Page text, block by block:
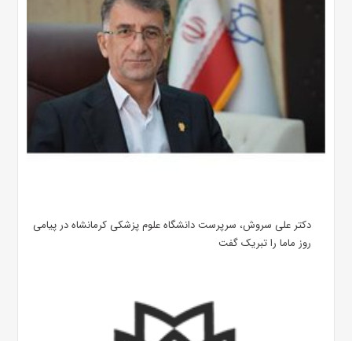
دکتر علی سروش، سرپرست دانشگاه علوم پزشکی کرمانشاه در پیامی
روز ماما را تبریک گفت